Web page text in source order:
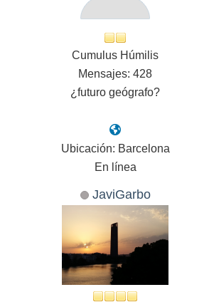
Cumulus Húmilis
Mensajes: 428
¿futuro geógrafo?
Ubicación: Barcelona
En línea
JaviGarbo